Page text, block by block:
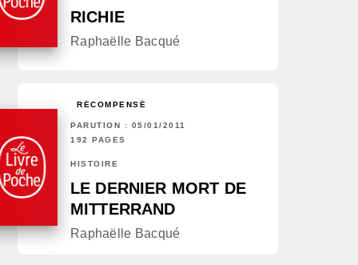
RICHIE
Raphaëlle Bacqué
RÉCOMPENSÉ
PARUTION : 05/01/2011
192 PAGES
HISTOIRE
LE DERNIER MORT DE
MITTERRAND
Raphaëlle Bacqué